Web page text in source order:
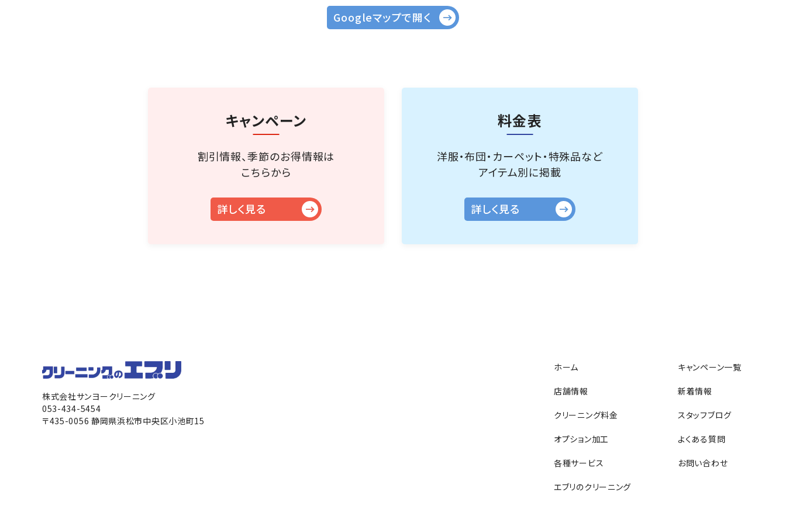
Googleマップで開く
キャンペーン
割引情報、季節のお得情報は
こちらから
詳しく見る
料金表
洋服・布団・カーペット・特殊品など
アイテム別に掲載
詳しく見る
株式会社サンヨークリーニング
053-434-5454
〒435-0056 静岡県浜松市中央区小池町15
ホーム
店舗情報
クリーニング料金
オプション加工
各種サービス
エブリのクリーニング
キャンペーン一覧
新着情報
スタッフブログ
よくある質問
お問い合わせ